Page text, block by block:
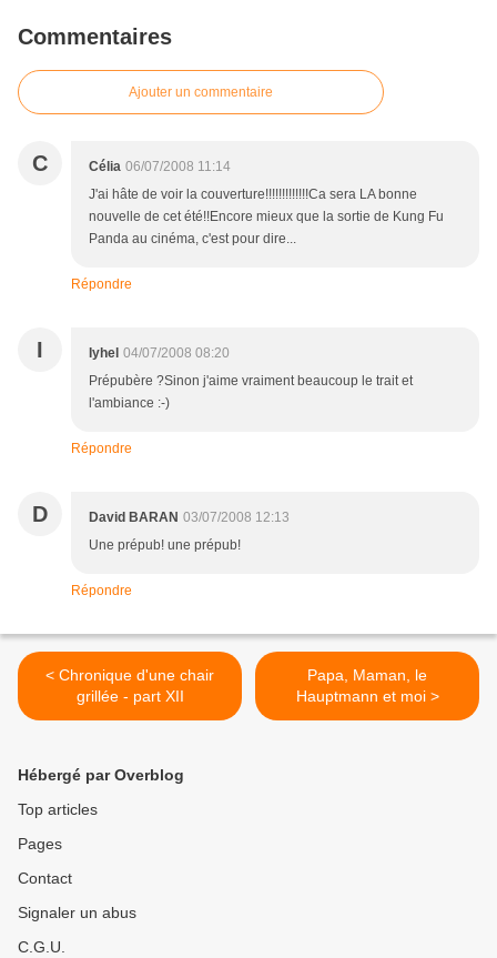
Commentaires
Ajouter un commentaire
C Célia 06/07/2008 11:14
J'ai hâte de voir la couverture!!!!!!!!!!!!!Ca sera LA bonne
nouvelle de cet été!!Encore mieux que la sortie de Kung Fu
Panda au cinéma, c'est pour dire...
Répondre
I Iyhel 04/07/2008 08:20
Prépubère ?Sinon j'aime vraiment beaucoup le trait et
l'ambiance :-)
Répondre
D David BARAN 03/07/2008 12:13
Une prépub! une prépub!
Répondre
< Chronique d'une chair
grillée - part XII
Papa, Maman, le
Hauptmann et moi >
Hébergé par Overblog
Top articles
Pages
Contact
Signaler un abus
C.G.U.